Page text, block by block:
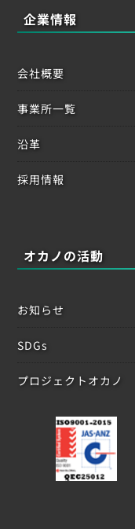
企業情報
会社概要
事業所一覧
沿革
採用情報
オカノの活動
お知らせ
SDGs
プロジェクトオカノ